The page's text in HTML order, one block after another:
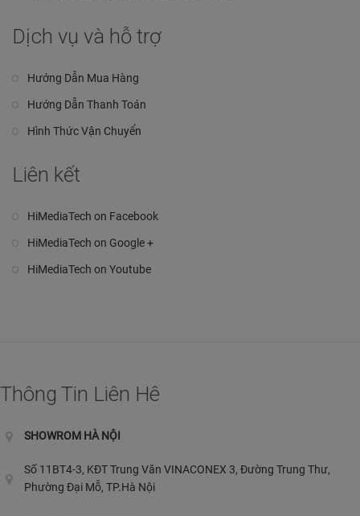
Dịch vụ và hỗ trợ
Hướng Dẫn Mua Hàng
Hướng Dẫn Thanh Toán
Hình Thức Vận Chuyển
Liên kết
HiMediaTech on Facebook
HiMediaTech on Google +
HiMediaTech on Youtube
Thông Tin Liên Hê
SHOWROM HÀ NỘI
Số 11BT4-3, KĐT Trung Văn VINACONEX 3, Đường Trung Thư,
Phường Đại Mỗ, TP.Hà Nội